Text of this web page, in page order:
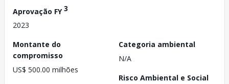
Aprovação FY3
2023
Montante do
compromisso
US$ 500.00 milhões
Categoria ambiental
N/A
Risco Ambiental e Social